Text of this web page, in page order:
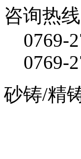
咨询热线
0769-
0769-
砂铸/精